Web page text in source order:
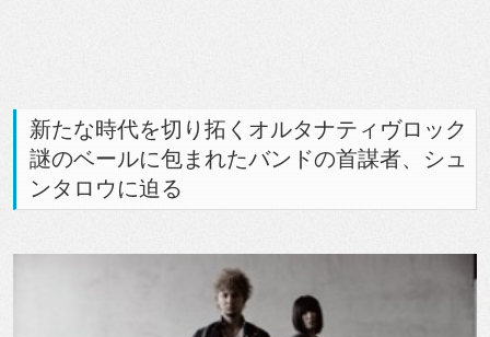
新たな時代を切り拓くオルタナティヴロック
謎のベールに包まれたバンドの首謀者、シュ
ンタロウに迫る